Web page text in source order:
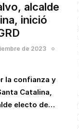
alcalde
inició
de 2023
la confianza y
Catalina,
electo de…